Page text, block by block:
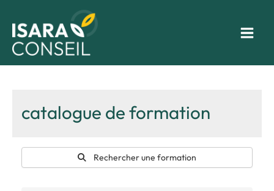
contenu
catalogue de formation
Rechercher une formation